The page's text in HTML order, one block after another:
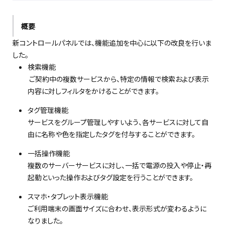
概要
新コントロールパネルでは、機能追加を中心に以下の改良を行いま
した。
検索機能
ご契約中の複数サービスから、特定の情報で検索および表示
内容に対しフィルタをかけることができます。
タグ管理機能
サービスをグループ管理しやすいよう、各サービスに対して自
由に名称や色を指定したタグを付与することができます。
一括操作機能
複数のサーバーサービスに対し、一括で電源の投入や停止・再
起動といった操作およびタグ設定を行うことができます。
スマホ・タブレット表示機能
ご利用端末の画面サイズに合わせ、表示形式が変わるように
なりました。